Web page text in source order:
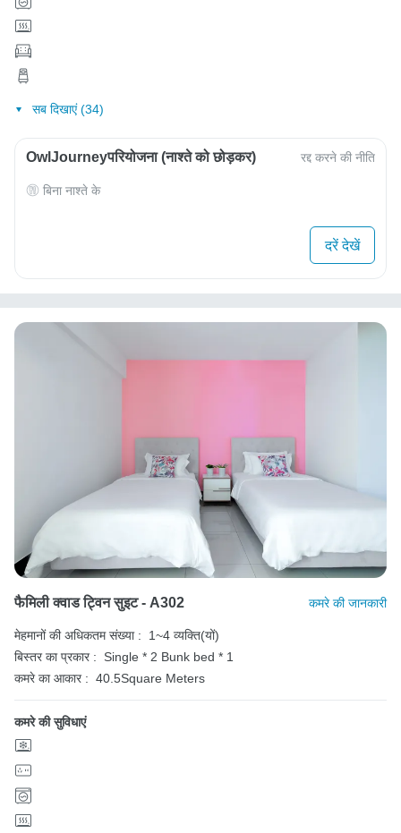
सब दिखाएं (34)
OwlJourneyपरियोजना (नाश्ते को छोड़कर) रद्द करने की नीति
बिना नाश्ते के
दरें देखें
फैमिली क्वाड ट्विन सुइट - A302 कमरे की जानकारी
मेहमानों की अधिकतम संख्या :
1~4 व्यक्ति(यों)
बिस्तर का प्रकार :
Single * 2 Bunk bed * 1
कमरे का आकार : 40.5Square Meters
कमरे की सुविधाएं